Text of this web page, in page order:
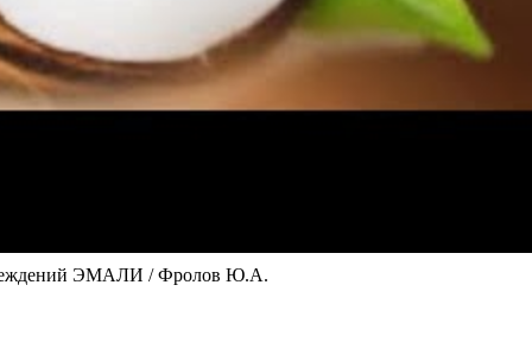
ЭМАЛИ / Фролов Ю.А.